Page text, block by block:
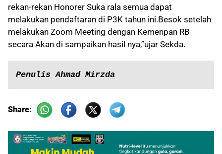
rekan-rekan Honorer Suka rala semua dapat
melakukan pendaftaran di P3K tahun ini.Besok setelah
melakukan Zoom Meeting dengan Kemenpan RB
secara Akan di sampaikan hasil nya,”ujar Sekda.
Penulis Ahmad Mirzda
Share: